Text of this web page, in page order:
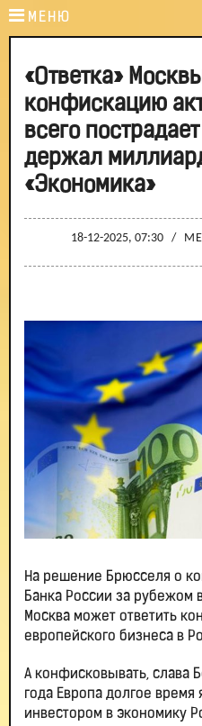
МЕНЮ
«Ответка»
конфискацию
всего
держал
«Экономика»
18-12-2025, 07:30 /
На решение Брюсселя о
Банка России за рубежом
Москва может ответить
европейского бизнеса в
А конфисковывать, слава
года Европа долгое
инвестором в экономику